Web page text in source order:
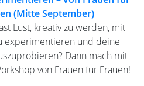
(Mitte September)
Lust, kreativ zu werden, mit
experimentieren und deine
Dann mach mit
von Frauen für Frauen!